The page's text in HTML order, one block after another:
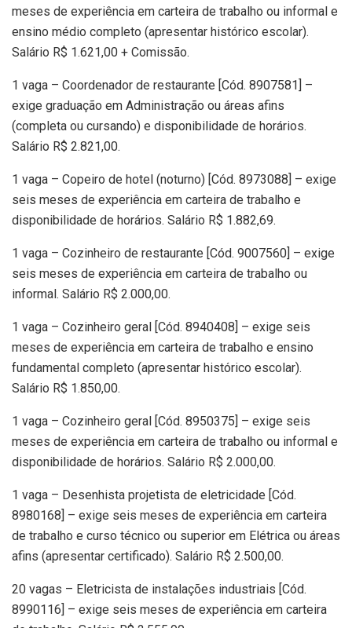
meses de experiência em carteira de trabalho ou informal e
ensino médio completo (apresentar histórico escolar).
Salário R$ 1.621,00 + Comissão.
1 vaga – Coordenador de restaurante [Cód. 8907581] –
exige graduação em Administração ou áreas afins
(completa ou cursando) e disponibilidade de horários.
Salário R$ 2.821,00.
1 vaga – Copeiro de hotel (noturno) [Cód. 8973088] – exige
seis meses de experiência em carteira de trabalho e
disponibilidade de horários. Salário R$ 1.882,69.
1 vaga – Cozinheiro de restaurante [Cód. 9007560] – exige
seis meses de experiência em carteira de trabalho ou
informal. Salário R$ 2.000,00.
1 vaga – Cozinheiro geral [Cód. 8940408] – exige seis
meses de experiência em carteira de trabalho e ensino
fundamental completo (apresentar histórico escolar).
Salário R$ 1.850,00.
1 vaga – Cozinheiro geral [Cód. 8950375] – exige seis
meses de experiência em carteira de trabalho ou informal e
disponibilidade de horários. Salário R$ 2.000,00.
1 vaga – Desenhista projetista de eletricidade [Cód.
8980168] – exige seis meses de experiência em carteira
de trabalho e curso técnico ou superior em Elétrica ou áreas
afins (apresentar certificado). Salário R$ 2.500,00.
20 vagas – Eletricista de instalações industriais [Cód.
8990116] – exige seis meses de experiência em carteira